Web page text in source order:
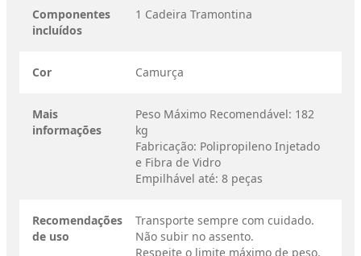
Componentes
incluídos
1 Cadeira Tramontina
Cor Camurça
Mais
informações
Peso Máximo Recomendável: 182
kg
Fabricação: Polipropileno Injetado
e Fibra de Vidro
Empilhável até: 8 peças
Recomendações
de uso
Transporte sempre com cuidado.
Não subir no assento.
Respeite o limite máximo de peso.